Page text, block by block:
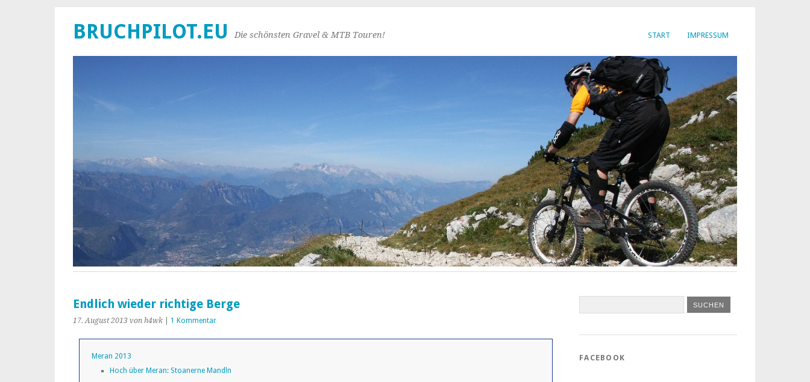
START IMPRESSUM
BRUCHPILOT.EU Die schönsten Gravel & MTB Touren!
Endlich wieder richtige Berge
17. August 2013 von h4wk 1 Kommentar
Meran 2013
Hoch über Meran: Stoanerne Mandln
FACEBOOK